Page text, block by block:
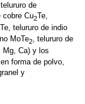
de
cobre Cu2Te,
telururo de indio
MoTe2, telururo de
Ca) y los
forma de polvo,
y